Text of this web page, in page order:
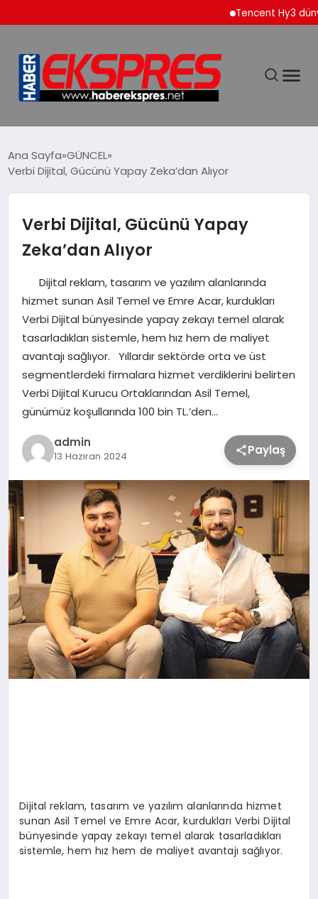
Tencent Hy3 dünya
SİYASET
YAŞAM
TEKNOLOJİ
SAĞLIK
MAGAZİN
EĞİTİM
Ana Sayfa GÜNCEL
Verbi Dijital, Gücünü Yapay Zeka’dan Alıyor
Verbi Dijital, Gücünü Yapay
Zeka’dan Alıyor
Dijital reklam, tasarım ve yazılım alanlarında
hizmet sunan Asil Temel ve Emre Acar, kurdukları
Verbi Dijital bünyesinde yapay zekayı temel alarak
tasarladıkları sistemle, hem hız hem de maliyet
avantajı sağlıyor. Yıllardır sektörde orta ve üst
segmentlerdeki firmalara hizmet verdiklerini belirten
Verbi Dijital Kurucu Ortaklarından Asil Temel,
günümüz koşullarında 100 bin TL.’den…
admin
13 Haziran 2024 Paylaş
Dijital reklam, tasarım ve yazılım alanlarında hizmet
sunan Asil Temel ve Emre Acar, kurdukları Verbi Dijital
bünyesinde yapay zekayı temel alarak tasarladıkları
sistemle, hem hız hem de maliyet avantajı sağlıyor.